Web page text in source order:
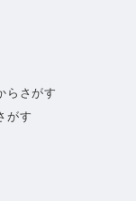
らさがす
がす